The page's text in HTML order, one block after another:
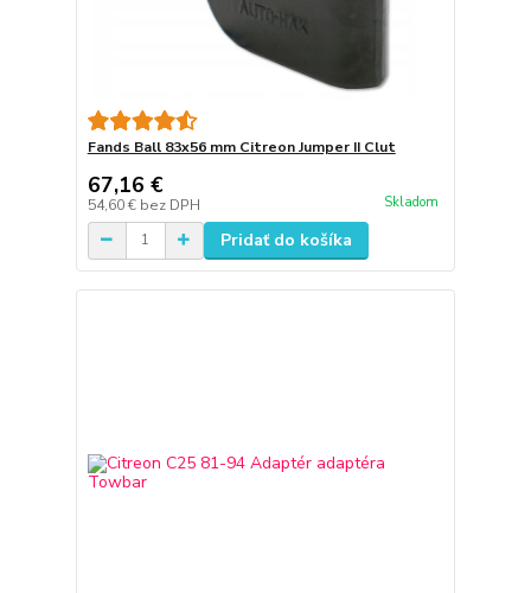
Fands Ball 83x56 mm Citreon Jumper II Clut
67,16 €
54,60 € bez DPH Skladom
Pridať do košíka